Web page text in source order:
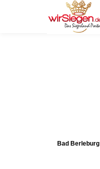
Bad Berleburg